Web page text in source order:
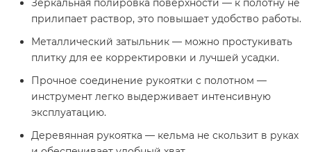
Зеркальная полировка поверхности — к полотну не
прилипает раствор, это повышает удобство работы.
Металлический затыльник — можно простукивать
плитку для ее корректировки и лучшей усадки.
Прочное соединение рукоятки с полотном —
инструмент легко выдерживает интенсивную
эксплуатацию.
Деревянная рукоятка — кельма не скользит в руках